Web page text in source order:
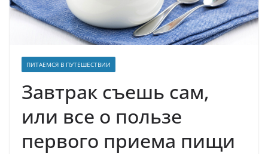
ПИТАЕМСЯ В ПУТЕШЕСТВИИ
Завтрак съешь сам,
или все о пользе
первого приема пищи